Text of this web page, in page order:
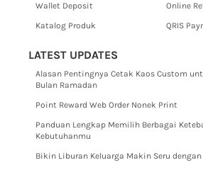
LATEST UPDATES
Wallet Deposit
Katalog Produk
Online
QRIS
Alasan Pentingnya Cetak Kaos Custom
Bulan Ramadan
Point Reward Web Order Nonek Print
Panduan Lengkap Memilih Berbagai
Kebutuhanmu
Bikin Liburan Keluarga Makin Seru